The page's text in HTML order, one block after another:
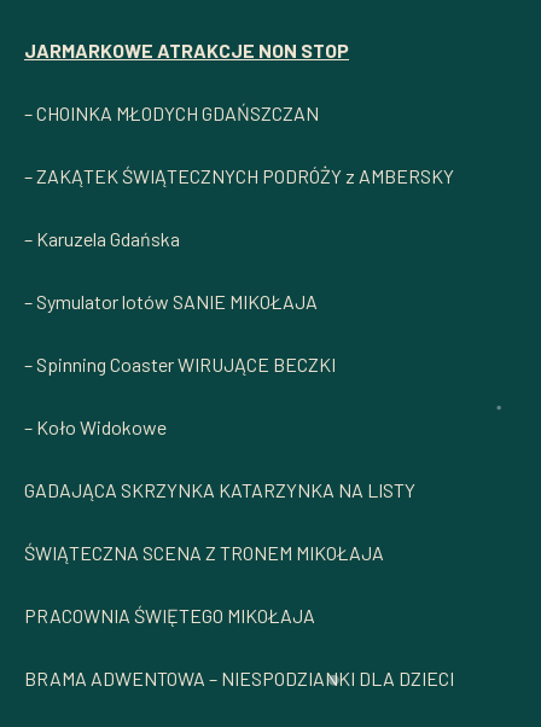
JARMARKOWE ATRAKCJE NON STOP
– CHOINKA MŁODYCH GDAŃSZCZAN ​
– ZAKĄTEK ŚWIĄTECZNYCH PODRÓŻY z AMBERSKY ​
– Karuzela Gdańska
– Symulator lotów SANIE MIKOŁAJA ​
– Spinning Coaster WIRUJĄCE BECZKI
– Koło Widokowe
GADAJĄCA SKRZYNKA KATARZYNKA NA LISTY ​
ŚWIĄTECZNA SCENA Z TRONEM MIKOŁAJA​
PRACOWNIA ŚWIĘTEGO MIKOŁAJA ​
BRAMA ADWENTOWA – NIESPODZIANKI DLA DZIECI ​